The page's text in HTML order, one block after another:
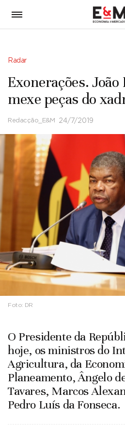
Radar
Exonerações.
mexe peças do
Redacção_E&M 24/7/2019
Foto: DR
O Presidente da
hoje, os ministros do
Agricultura, da
Planeamento, Ângelo
Tavares, Marcos
Pedro Luís da Fonseca.